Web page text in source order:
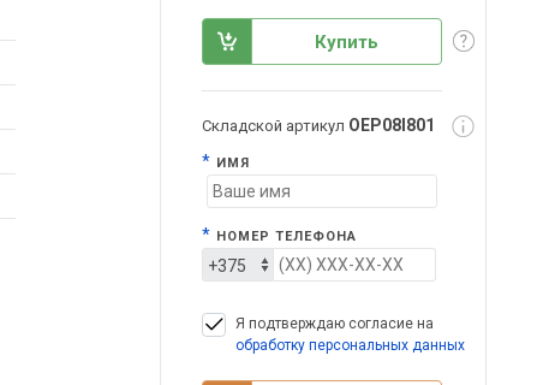
Купить
Складской артикул OEP08I801
* ИМЯ
* НОМЕР ТЕЛЕФОНА
Я подтверждаю согласие на
обработку персональных данных